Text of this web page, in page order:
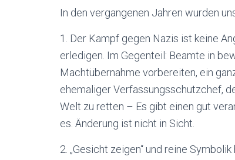
In den vergangenen Jahren wurden
1. Der Kampf gegen Nazis ist keine
erledigen. Im Gegenteil: Beamte in
Machtübernahme vorbereiten, ein
ehemaliger Verfassungsschutzchef,
Welt zu retten – Es gibt einen gut
es. Änderung ist nicht in Sicht.
2. „Gesicht zeigen“ und reine